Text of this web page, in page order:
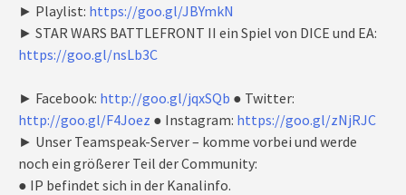
► Playlist: https://goo.gl/JBYmkN
► STAR WARS BATTLEFRONT II ein Spiel von DICE und EA:
https://goo.gl/nsLb3C
► Facebook: http://goo.gl/jqxSQb ● Twitter:
http://goo.gl/F4Joez ● Instagram: https://goo.gl/zNjRJC
► Unser Teamspeak-Server – komme vorbei und werde
noch ein größerer Teil der Community:
● IP befindet sich in der Kanalinfo.